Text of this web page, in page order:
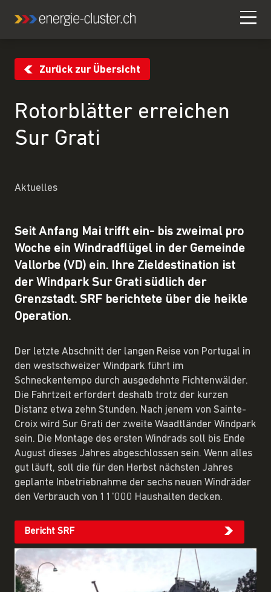
Zurück zur Übersicht
Rotorblätter erreichen
Sur Grati
Aktuelles
Seit Anfang Mai trifft ein- bis zweimal pro
Woche ein Windradflügel in der Gemeinde
Vallorbe (VD) ein. Ihre Zieldestination ist
der Windpark Sur Grati südlich der
Grenzstadt. SRF berichtete über die heikle
Operation.
Der letzte Abschnitt der langen Reise von Portugal in
den westschweizer Windpark führt im
Schneckentempo durch ausgedehnte Fichtenwälder.
Die Fahrtzeit erfordert deshalb trotz der kurzen
Distanz etwa zehn Stunden. Nach jenem von Sainte-
Croix wird Sur Grati der zweite Waadtländer Windpark
sein. Die Montage des ersten Windrads soll bis Ende
August dieses Jahres abgeschlossen sein. Wenn alles
gut läuft, soll die für den Herbst nächsten Jahres
geplante Inbetriebnahme der sechs neuen Windräder
den Verbrauch von 11'000 Haushalten decken.
Bericht SRF